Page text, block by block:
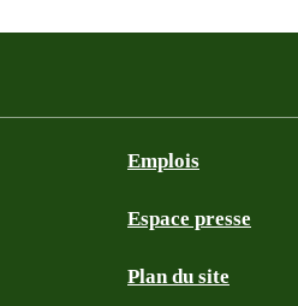
Emplois
Espace presse
Plan du site